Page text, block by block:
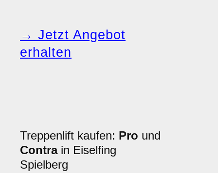
→ Jetzt Angebot
erhalten
Treppenlift kaufen: Pro und
Contrain Eiselfing
Spielberg